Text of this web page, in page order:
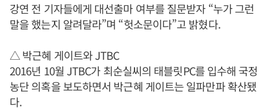
강연 전 기자들에게 대선출마 여부를 질문받자 “누가 그런
말을 했는지 알려달라”며 “헛소문이다”고 밝혔다.
△ 박근혜 게이트와 JTBC
2016년 10월 JTBC가 최순실씨의 태블릿PC를 입수해 국정
농단 의혹을 보도하면서 박근혜 게이트는 일파만파 확산됐
다.